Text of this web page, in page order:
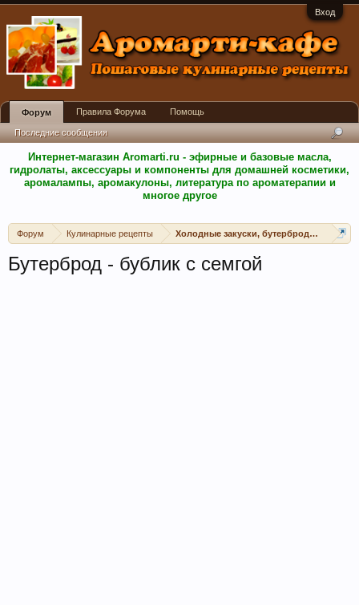
Вход
Интернет-магазин Aromarti.ru - эфирные и базовые масла,
гидролаты, аксессуары и компоненты для домашней косметики,
аромалампы, аромакулоны, литература по ароматерапии и
многое другое
Форум Кулинарные рецепты Холодные закуски, бутерброды, канапе,
Бутерброд - бублик с семгой
Форум
Последние сообщения
Правила Форума Помощь